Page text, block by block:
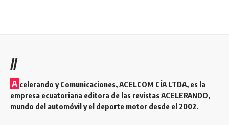
//
A celerando y Comunicaciones, ACELCOM CÍA LTDA, es la
empresa ecuatoriana editora de las revistas ACELERANDO,
mundo del automóvil y el deporte motor desde el 2002.